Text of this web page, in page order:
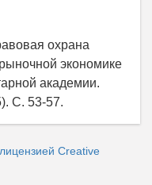
охрана
экономике
академии.
С. 53-57.
Creative